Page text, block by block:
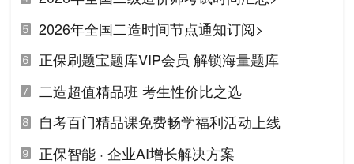
2026年全国二造时间节点通知订阅>
正保刷题宝题库VIP会员 解锁海量题库
二造超值精品班 考生性价比之选
自考百门精品课免费畅学福利活动上线
正保智能 · 企业AI增长解决方案